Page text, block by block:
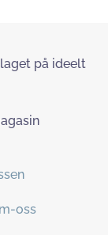
på ideelt
oss